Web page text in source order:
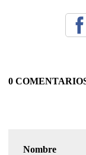
0
Nombre